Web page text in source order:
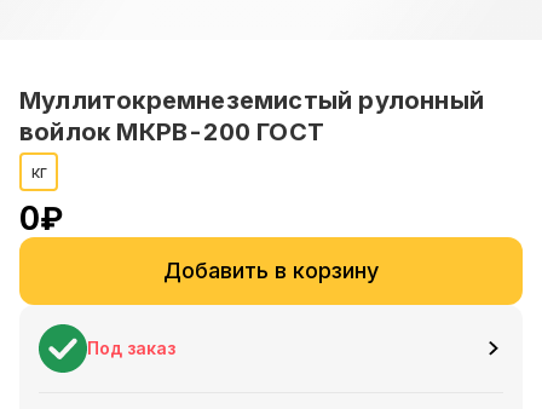
Муллитокремнеземистый рулонный
войлок МКРВ-200 ГОСТ
кг
0₽
Добавить в корзину
Под заказ